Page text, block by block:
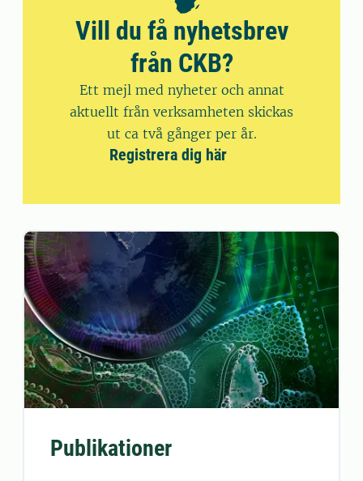
Vill du få nyhetsbrev
från CKB?
Ett mejl med nyheter och annat
aktuellt från verksamheten skickas
ut ca två gånger per år.
Registrera dig här
Publikationer